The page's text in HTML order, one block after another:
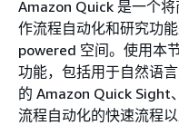
Amazon Quick 是一个
作流程自动化和研究功
powered 空间。使用本
功能，包括用于自然语
的 Amazon Quick Sight
流程自动化的快速流程